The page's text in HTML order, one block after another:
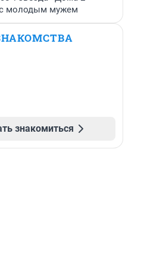
с молодым мужем
знакомиться